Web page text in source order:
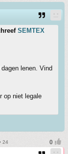
SEMTEX
lenen. Vind
op niet legale
24